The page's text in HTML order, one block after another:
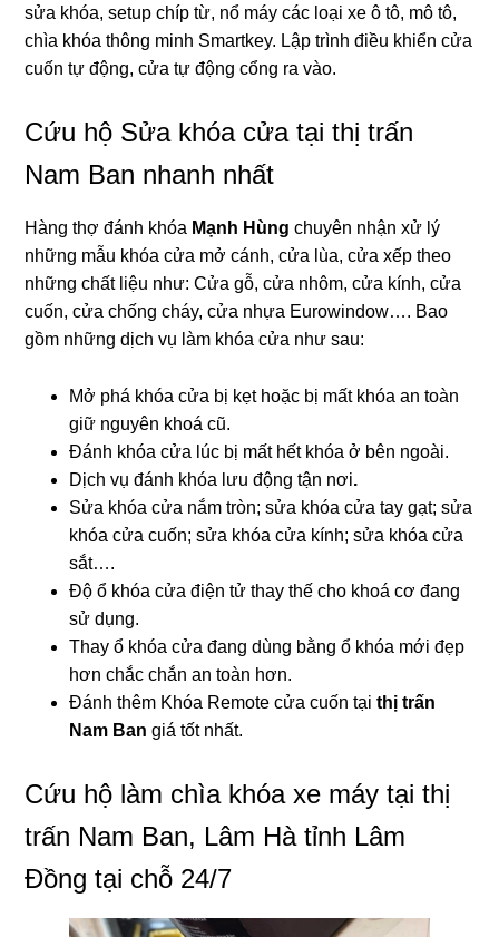
sửa khóa, setup chíp từ, nổ máy các loại xe ô tô, mô tô,
chìa khóa thông minh Smartkey. Lập trình điều khiển cửa
cuốn tự động, cửa tự động cổng ra vào.
Cứu hộ Sửa khóa cửa tại thị trấn
Nam Ban nhanh nhất
Hàng thợ đánh khóa Mạnh Hùng chuyên nhận xử lý
những mẫu khóa cửa mở cánh, cửa lùa, cửa xếp theo
những chất liệu như: Cửa gỗ, cửa nhôm, cửa kính, cửa
cuốn, cửa chống cháy, cửa nhựa Eurowindow…. Bao
gồm những dịch vụ làm khóa cửa như sau:
Mở phá khóa cửa bị kẹt hoặc bị mất khóa an toàn
giữ nguyên khoá cũ.
Đánh khóa cửa lúc bị mất hết khóa ở bên ngoài.
Dịch vụ đánh khóa lưu động tận nơi.
Sửa khóa cửa nắm tròn; sửa khóa cửa tay gạt; sửa
khóa cửa cuốn; sửa khóa cửa kính; sửa khóa cửa
sắt….
Độ ổ khóa cửa điện tử thay thế cho khoá cơ đang
sử dụng.
Thay ổ khóa cửa đang dùng bằng ổ khóa mới đẹp
hơn chắc chắn an toàn hơn.
Đánh thêm Khóa Remote cửa cuốn tạithị trấn
Nam Bangiá tốt nhất.
Cứu hộ làm chìa khóa xe máy tại thị
trấn Nam Ban, Lâm Hà tỉnh Lâm
Đồng tại chỗ 24/7